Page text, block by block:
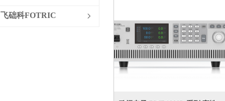
产线测试与系统集成，它是在成熟的
功率计设计经验下，减小了体积，增
加安装易用性和防尘等级，从而产生
的新一代产线、系统集成专用测试功
ꁇ
飞础科FOTRIC